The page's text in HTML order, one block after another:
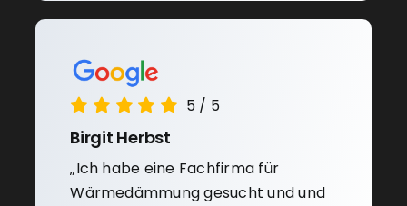
5 / 5
Birgit Herbst
„Ich habe eine Fachfirma für
Wärmedämmung gesucht und und